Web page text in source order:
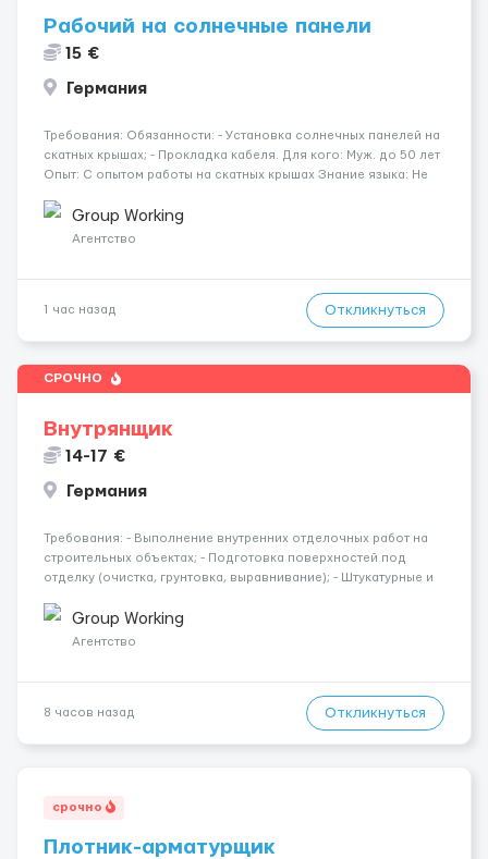
Рабочий на солнечные панели
15 €
Германия
Требования: Обязанности: - Установка солнечных панелей на
скатных крышах; - Прокладка кабеля. Для кого: Муж. до 50 лет
Опыт: С опытом работы на скатных крышах Знание языка: Не
Германия, Буцбах Условия...
Group Working
Агентство
1 час назад Откликнуться
СРОЧНО
Внутрянщик
14-17 €
Германия
Требования: - Выполнение внутренних отделочных работ на
строительных объектах; - Подготовка поверхностей под
отделку (очистка, грунтовка, выравнивание); - Штукатурные и
(стены, перегородки, потолки); - Укладка плитки на стены и п...
Group Working
Агентство
8 часов назад Откликнуться
срочно
Плотник-арматурщик